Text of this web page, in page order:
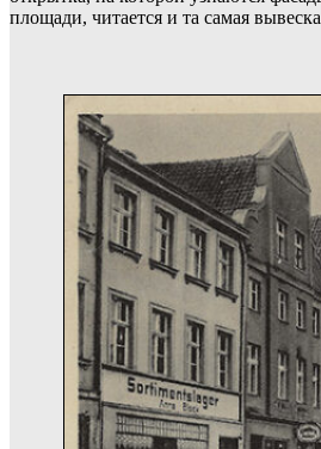
площади, читается и та самая